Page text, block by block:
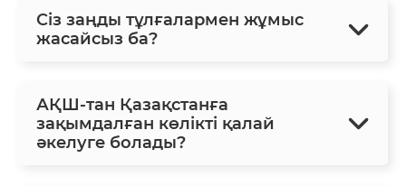
Сіз заңды тұлғалармен жұмыс
жасайсыз ба?
АҚШ-тан Қазақстанға
зақымдалған көлікті қалай
әкелуге болады?